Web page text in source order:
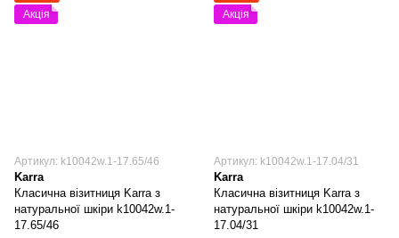
Акція
Артикул: k10042w.1-17.65/46
Karra
Класична візитниця Karra з
натуральної шкіри k10042w.1-
17.65/46
Акція
Артикул: k10042w.1-17.04/31
Karra
Класична візитниця Karra з
натуральної шкіри k10042w.1-
17.04/31